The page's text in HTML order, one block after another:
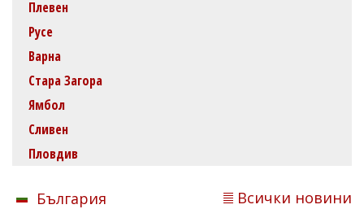
Плевен
Русе
Варна
Стара Загора
Ямбол
Сливен
Пловдив
България Всички новини